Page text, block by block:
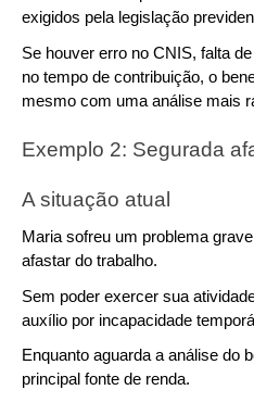
exigidos pela legislação
Se houver erro no CNIS, falta
no tempo de contribuição, o
mesmo com uma análise mais
Exemplo 2: Segurada
A situação atual
Maria sofreu um problema
afastar do trabalho.
Sem poder exercer sua
auxílio por incapacidade
Enquanto aguarda a análise do
principal fonte de renda.